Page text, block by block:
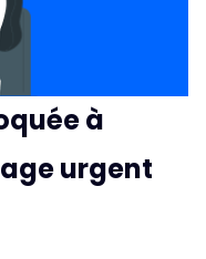
à
urgent